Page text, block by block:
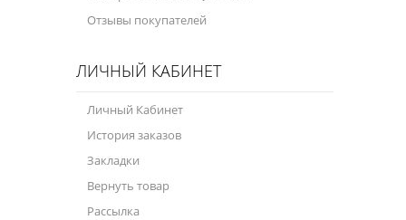
Отзывы покупателей
ЛИЧНЫЙ КАБИНЕТ
Личный Кабинет
История заказов
Закладки
Вернуть товар
Рассылка